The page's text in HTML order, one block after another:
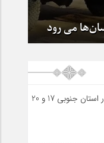
می رود
امتحانات نهایی معوق چهار استان جنوبی 17 و 20